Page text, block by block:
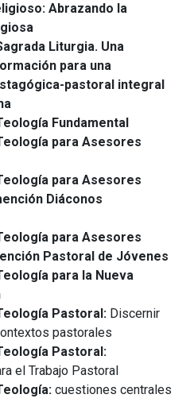
Abrazando la
Liturgia. Una
para una
pastoral integral
Fundamental
para Asesores
para Asesores
Diáconos
para Asesores
Pastoral de Jóvenes
para la Nueva
Pastoral: Discernir
pastorales
Pastoral:
el Trabajo Pastoral
cuestiones centrales